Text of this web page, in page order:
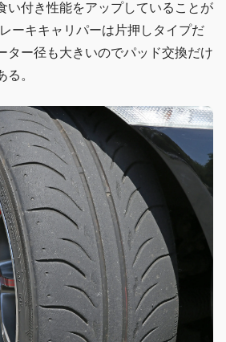
い付き性能をアップしていることが
ーキキャリパーは片押しタイプだ
ター径も大きいのでパッド交換だけ
。